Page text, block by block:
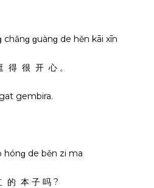
chǎnɡ ɡuànɡ de hěn kāi xīn
很 开 心 。
gembira.
de běn zi ma
本 子 吗 ?